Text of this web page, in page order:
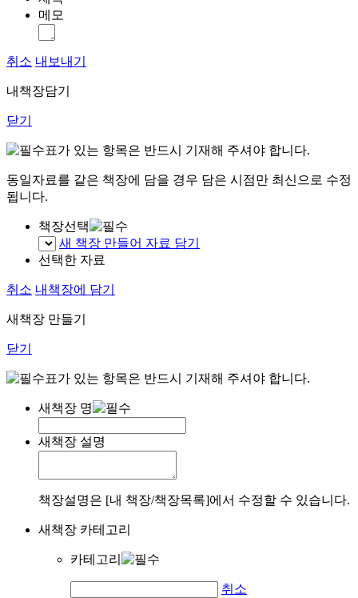
메모
취소 내보내기
내책장담기
닫기
표가 있는 항목은 반드시 기재해 주셔야 합니다.
동일자료를 같은 책장에 담을 경우 담은 시점만 최신으로 수정
됩니다.
책장선택
새 책장 만들어 자료 담기
선택한 자료
취소 내책장에 담기
새책장 만들기
닫기
표가 있는 항목은 반드시 기재해 주셔야 합니다.
새책장 명
새책장 설명
책장설명은 [내 책장/책장목록]에서 수정할 수 있습니다.
새책장 카테고리
카테고리
취소